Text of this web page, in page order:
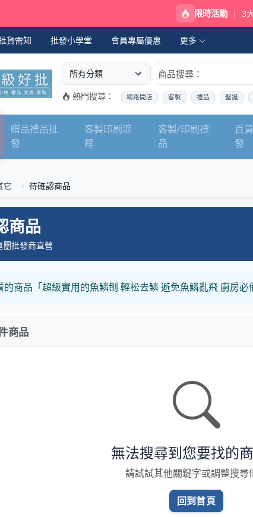
限時活動 | 3
貨需知 批發小學堂 會員專屬優惠 更多
選擇商品分類
搜尋商品關鍵字
熱門搜尋： 網路開店 客製 禮品 聖誕
贈品禮品批
發
客製印刷流
程
客製/印刷禮
品
百
發
它 待確認商品
商品
批發商直營
的商品「超級實用的魚鱗刨 輕松去鱗 避免魚鱗亂飛 廚房
商品
無法搜尋到您要找的商
請試試其他關鍵字或調整搜尋
回到首頁